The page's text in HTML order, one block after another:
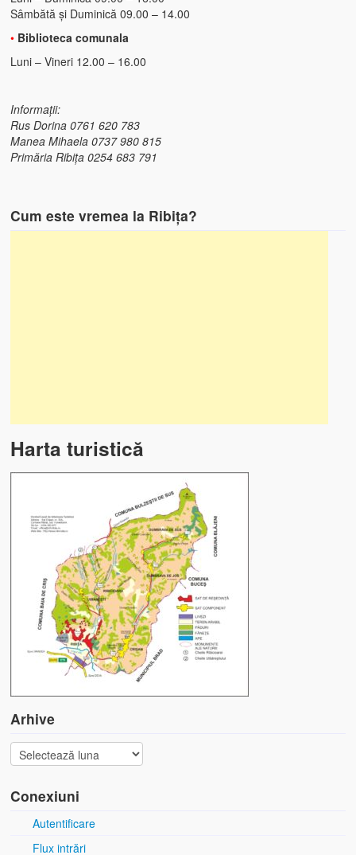
Sâmbătă și Duminică 09.00 – 14.00
• Biblioteca comunala
Luni – Vineri 12.00 – 16.00
Informații:
Rus Dorina 0761 620 783
Manea Mihaela 0737 980 815
Primăria Ribița 0254 683 791
Cum este vremea la Ribița?
Harta turistică
Arhive
Conexiuni
Autentificare
Flux intrări